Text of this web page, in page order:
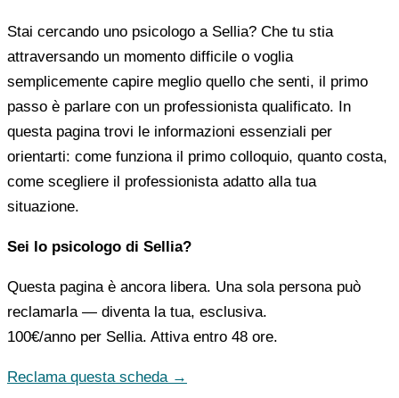
Stai cercando uno psicologo a Sellia? Che tu stia
attraversando un momento difficile o voglia
semplicemente capire meglio quello che senti, il primo
passo è parlare con un professionista qualificato. In
questa pagina trovi le informazioni essenziali per
orientarti: come funziona il primo colloquio, quanto costa,
come scegliere il professionista adatto alla tua
situazione.
Sei lo psicologo di Sellia?
Questa pagina è ancora libera. Una sola persona può
reclamarla — diventa la tua, esclusiva.
100€/anno per Sellia. Attiva entro 48 ore.
Reclama questa scheda →